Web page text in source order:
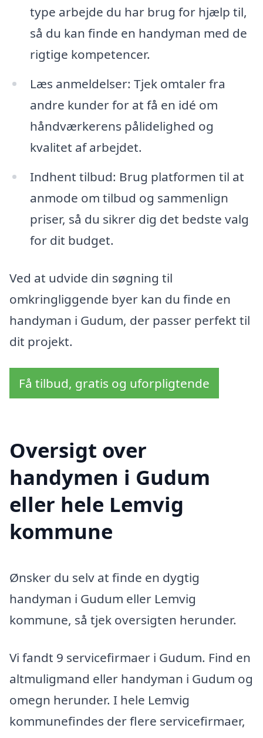
type arbejde du har brug for hjælp til,
så du kan finde en handyman med de
rigtige kompetencer.
Læs anmeldelser: Tjek omtaler fra
andre kunder for at få en idé om
håndværkerens pålidelighed og
kvalitet af arbejdet.
Indhent tilbud: Brug platformen til at
anmode om tilbud og sammenlign
priser, så du sikrer dig det bedste valg
for dit budget.
Ved at udvide din søgning til
omkringliggende byer kan du finde en
handyman i Gudum, der passer perfekt til
dit projekt.
Få tilbud, gratis og uforpligtende
Oversigt over
handymen i Gudum
eller hele Lemvig
kommune
Ønsker du selv at finde en dygtig
handyman i Gudum eller Lemvig
kommune, så tjek oversigten herunder.
Vi fandt 9 servicefirmaer i Gudum. Find en
altmuligmand eller handyman i Gudum og
omegn herunder. I hele Lemvig
kommunefindes der flere servicefirmaer,